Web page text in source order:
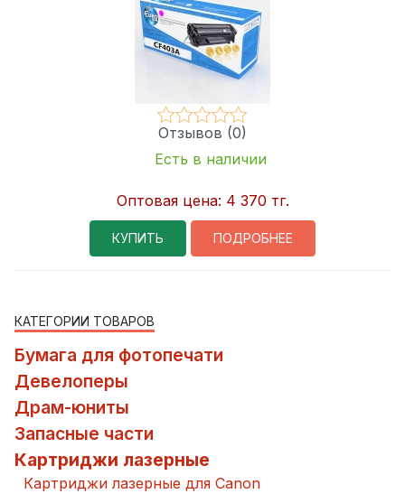
Отзывов (0)
Есть в наличии
Оптовая цена: 4 370 тг.
КУПИТЬ ПОДРОБНЕЕ
КАТЕГОРИИ ТОВАРОВ
Бумага для фотопечати
Девелоперы
Драм-юниты
Запасные части
Картриджи лазерные
Картриджи лазерные для Canon